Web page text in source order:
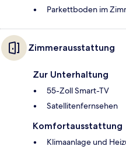
Parkettboden im
Zimmerausstattung
Zur Unterhaltung
55-Zoll Smart-TV
Satellitenfernsehen
Komfortausstattung
Klimaanlage und